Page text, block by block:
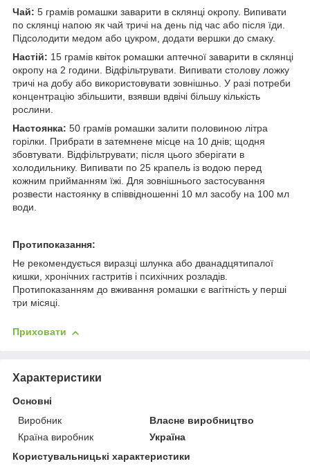
Чай: 5 грамів ромашки заварити в склянці окропу. Випивати
по склянці напою як чай тричі на день під час або після їди.
Підсолодити медом або цукром, додати вершки до смаку.
Настій: 15 грамів квіток ромашки аптечної заварити в склянці
окропу на 2 години. Відфільтрувати. Випивати столову ложку
тричі на добу або використовувати зовнішньо. У разі потреби
концентрацію збільшити, взявши вдвічі більшу кількість
рослини.
Настоянка: 50 грамів ромашки залити половиною літра
горілки. Прибрати в затемнене місце на 10 днів; щодня
збовтувати. Відфільтрувати; після цього зберігати в
холодильнику. Випивати по 25 крапель із водою перед
кожним прийманням їжі. Для зовнішнього застосування
розвести настоянку в співвідношенні 10 мл засобу на 100 мл
води.
Протипоказання:
Не рекомендується виразці шлунка або дванадцятипалої
кишки, хронічних гастритів і психічних розладів.
Протипоказанням до вживання ромашки є вагітність у перші
три місяці.
Приховати
Характеристики
Основні
Виробник
Власне виробництво
Країна виробник
Україна
Користувальницькі характеристики